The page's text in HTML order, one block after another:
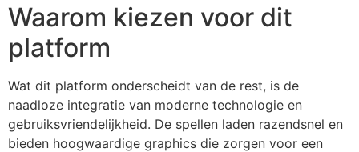
Waarom kiezen voor dit
platform
Wat dit platform onderscheidt van de rest, is de
naadloze integratie van moderne technologie en
gebruiksvriendelijkheid. De spellen laden razendsnel en
bieden hoogwaardige graphics die zorgen voor een